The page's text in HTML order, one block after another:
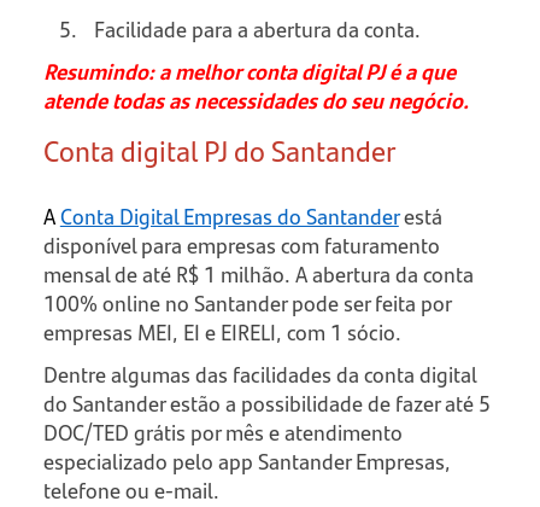
Facilidade para a abertura da conta.
Resumindo: a melhor conta digital PJ é a que
atende todas as necessidades do seu negócio.
Conta digital PJ do Santander
AConta Digital Empresas do Santanderestá
disponível para empresas com faturamento
mensal de até R$ 1 milhão. A abertura da conta
100% online no Santander pode ser feita por
empresas MEI, EI e EIRELI, com 1 sócio.
Dentre algumas das facilidades da conta digital
do Santander estão a possibilidade de fazer até 5
DOC/TED grátis por mês e atendimento
especializado pelo app Santander Empresas,
telefone ou e-mail.